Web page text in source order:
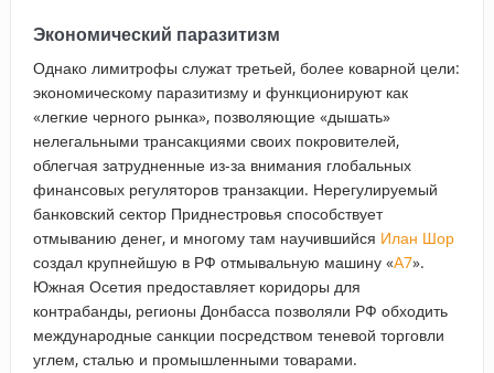
Экономический паразитизм
Однако лимитрофы служат третьей, более коварной цели:
экономическому паразитизму и функционируют как
«легкие черного рынка», позволяющие «дышать»
нелегальными трансакциями своих покровителей,
облегчая затрудненные из-за внимания глобальных
финансовых регуляторов транзакции. Нерегулируемый
банковский сектор Приднестровья способствует
отмыванию денег, и многому там научившийся Илан Шор
создал крупнейшую в РФ отмывальную машину «А7».
Южная Осетия предоставляет коридоры для
контрабанды, регионы Донбасса позволяли РФ обходить
международные санкции посредством теневой торговли
углем, сталью и промышленными товарами.